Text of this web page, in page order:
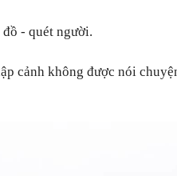
- quét người.
cảnh không được nói